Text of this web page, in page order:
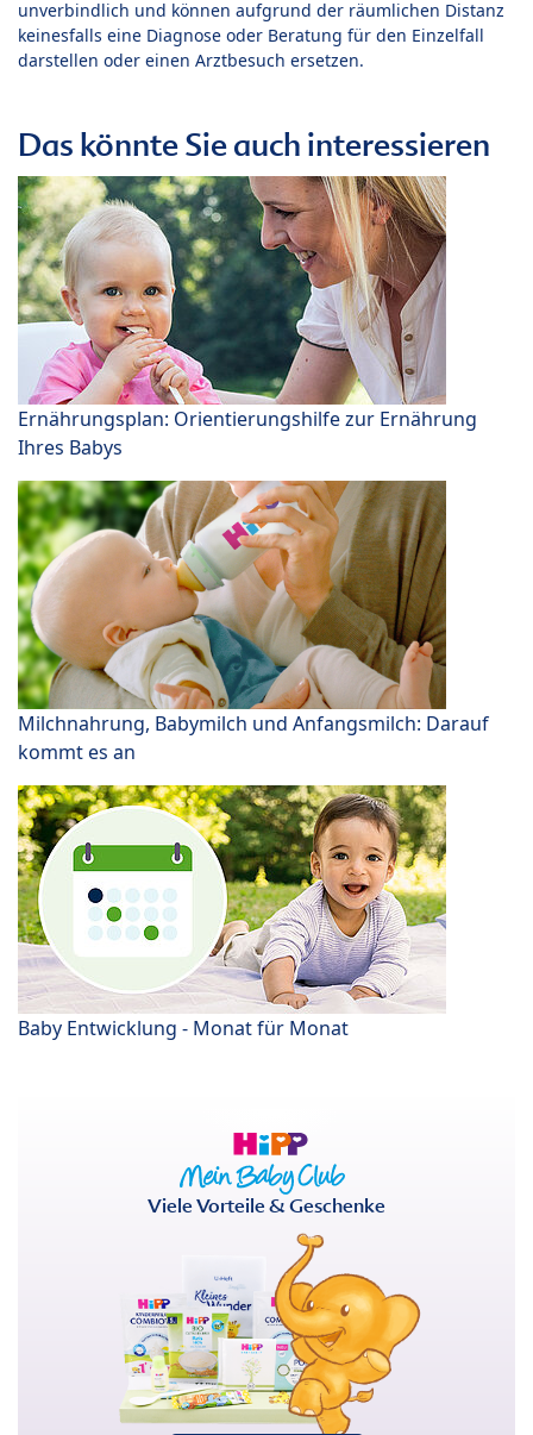
unverbindlich und können aufgrund der räumlichen Distanz
keinesfalls eine Diagnose oder Beratung für den Einzelfall
darstellen oder einen Arztbesuch ersetzen.
Das könnte Sie auch interessieren
Ernährungsplan: Orientierungshilfe zur Ernährung
Ihres Babys
Milchnahrung, Babymilch und Anfangsmilch: Darauf
kommt es an
Baby Entwicklung - Monat für Monat
Viele Vorteile & Geschenke